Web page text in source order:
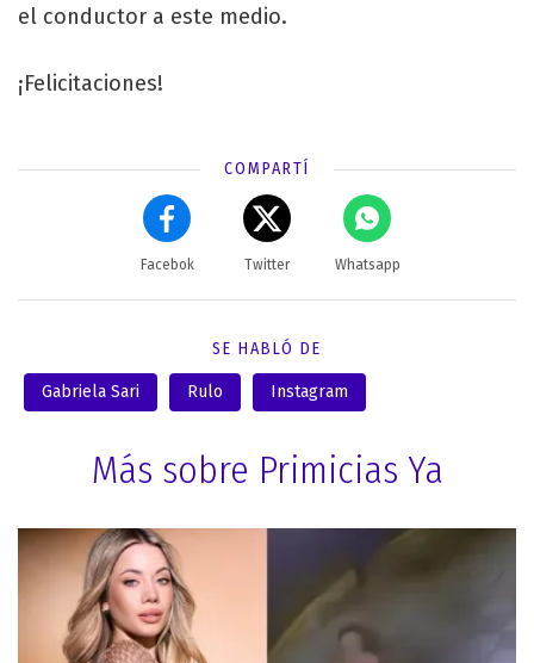
el conductor a este medio.
¡Felicitaciones!
COMPARTÍ
Facebok Twitter Whatsapp
SE HABLÓ DE
Gabriela Sari Rulo Instagram
Más sobre Primicias Ya